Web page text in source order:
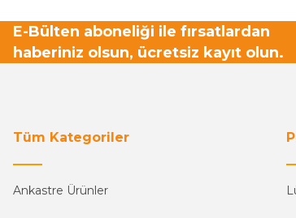
E-Bülten aboneliği ile fırsatlardan
haberiniz olsun, ücretsiz kayıt olun.
Tüm Kategoriler
Ankastre Ürünler